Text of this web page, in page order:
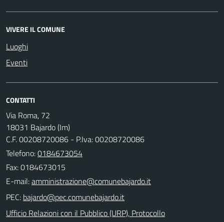
VIVERE IL COMUNE
Luoghi
Eventi
CONTATTI
Via Roma, 72
18031 Bajardo (Im)
C.F. 00208720086 - P.Iva: 00208720086
Telefono:0184673054
Fax: 0184673015
E-mail:
PEC:
Ufficio Relazioni con il Pubblico (URP), Protocollo